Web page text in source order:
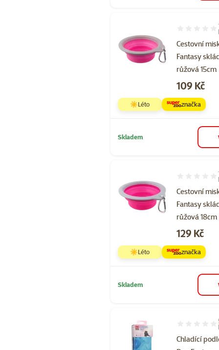
Cestovní
Fantasy
růžová 15cm
Hodnocení
Cena
109 Kč
☀️Léto značka
Skladem
Cestovní
Fantasy
růžová 18cm
Hodnocení
Cena
129 Kč
☀️Léto značka
Skladem
Chladící
Hodnocení